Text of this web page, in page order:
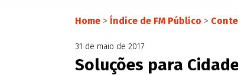
Home> Índice de FM Público >
31 de maio de 2017
Soluções para